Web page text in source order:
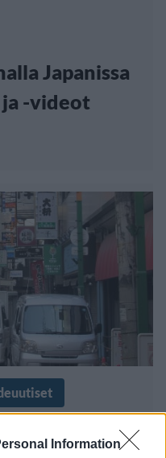
Information
Japanissa
-videot